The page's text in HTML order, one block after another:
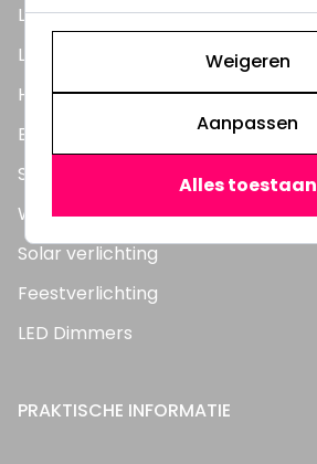
LED TL Buizen
LED Panelen
Highbay's / Ufo's
Bouwlampen
Straatlampen
Wandlampen
Solar verlichting
Feestverlichting
LED Dimmers
PRAKTISCHE INFORMATIE
Weigeren
Aanpassen
Alles toestaan